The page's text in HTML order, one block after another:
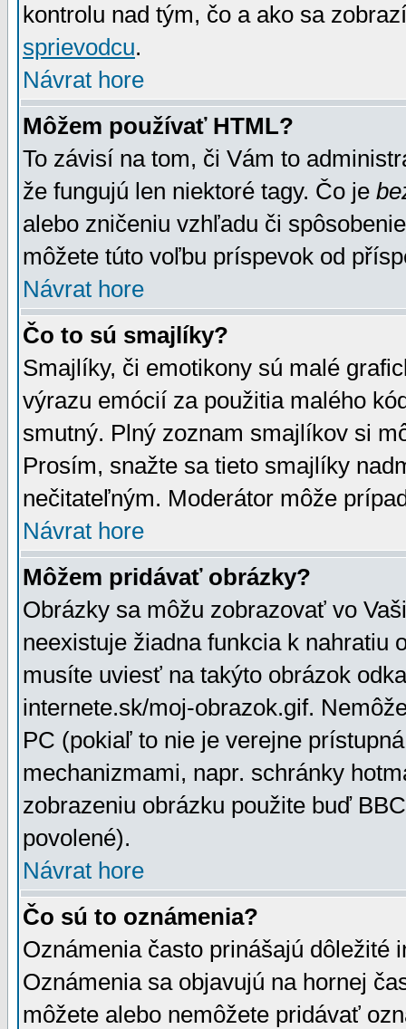
kontrolu nad tým, čo a ako sa
sprievodcu.
Návrat hore
Môžem používať HTML?
To závisí na tom, či Vám to
že fungujú len niektoré tagy. Čo je
alebo zničeniu vzhľadu či
môžete túto voľbu príspevok od
Návrat hore
Čo to sú smajlíky?
Smajlíky, či emotikony sú malé
výrazu emócií za použitia malého
smutný. Plný zoznam smajlíkov si
Prosím, snažte sa tieto smajlíky
nečitateľným. Moderátor môže
Návrat hore
Môžem pridávať obrázky?
Obrázky sa môžu zobrazovať vo
neexistuje žiadna funkcia k nahratiu
musíte uviesť na takýto obrázok
internete.sk/moj-obrazok.gif.
PC (pokiaľ to nie je verejne
mechanizmami, napr. schránky
zobrazeniu obrázku použite buď
povolené).
Návrat hore
Čo sú to oznámenia?
Oznámenia často prinášajú dôležité
Oznámenia sa objavujú na hornej
môžete alebo nemôžete pridávať